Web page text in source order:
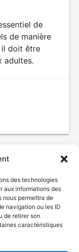
des technologies
aux informations des
nous permettra de
navigation ou les ID
de retirer son
caractéristiques
de
de manière
il doit être
adultes.